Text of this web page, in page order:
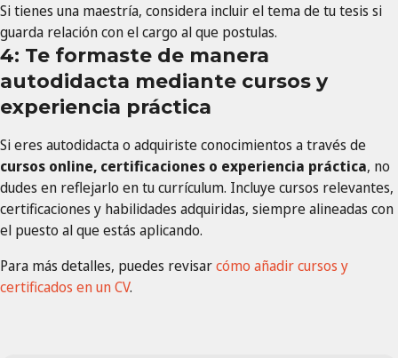
Si tienes una maestría, considera incluir el tema de tu tesis si
guarda relación con el cargo al que postulas.
4: Te formaste de manera
autodidacta mediante cursos y
experiencia práctica
Si eres autodidacta o adquiriste conocimientos a través de
cursos online, certificaciones o experiencia práctica, no
dudes en reflejarlo en tu currículum. Incluye cursos relevantes,
certificaciones y habilidades adquiridas, siempre alineadas con
el puesto al que estás aplicando.
Para más detalles, puedes revisarcómo añadir cursos y
certificados en un CV.